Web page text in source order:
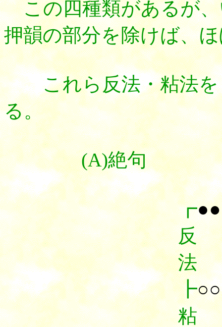
この四種類があるが、
押韻の部分を除けば、
これら反法・粘法を
る。
(A)絶句
┏
反
法
┣
粘